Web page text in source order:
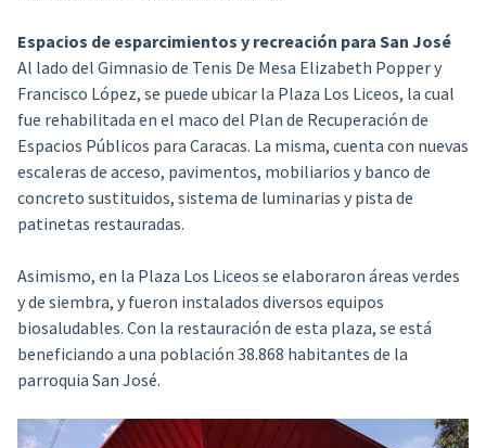
Espacios de esparcimientos y recreación para San José
Al lado del Gimnasio de Tenis De Mesa Elizabeth Popper y
Francisco López, se puede ubicar la Plaza Los Liceos, la cual
fue rehabilitada en el maco del Plan de Recuperación de
Espacios Públicos para Caracas. La misma, cuenta con nuevas
escaleras de acceso, pavimentos, mobiliarios y banco de
concreto sustituidos, sistema de luminarias y pista de
patinetas restauradas.
Asimismo, en la Plaza Los Liceos se elaboraron áreas verdes
y de siembra, y fueron instalados diversos equipos
biosaludables. Con la restauración de esta plaza, se está
beneficiando a una población 38.868 habitantes de la
parroquia San José.